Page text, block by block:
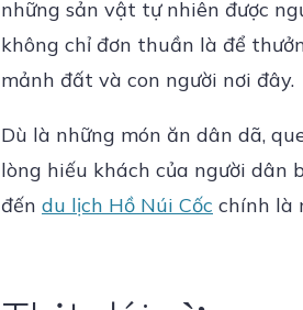
những sản vật tự nhiên được
không chỉ đơn thuần là để
mảnh đất và con người nơi đây.
Dù là những món ăn dân dã,
lòng hiếu khách của người dân
đến du lịch Hồ Núi Cốc chính là